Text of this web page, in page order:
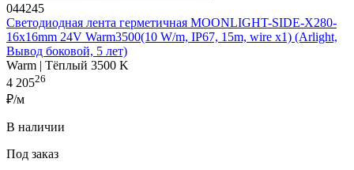
044245
Светодиодная лента герметичная MOONLIGHT-SIDE-X280-
16x16mm 24V Warm3500(10 W/m, IP67, 15m, wire x1) (Arlight,
Вывод боковой, 5 лет)
Warm | Тёплый 3500 K
4 20526
₽/м
В наличии
Под заказ